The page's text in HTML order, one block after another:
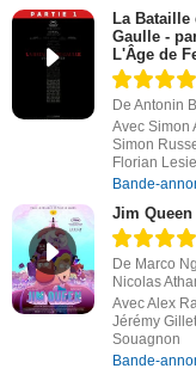
La Bataille
Gaulle -
L'Âge de
De Antonin
Avec Simon
Simon
Florian
Bande-
Jim Queen
De Marco
Nicolas
Avec Alex
Jérémy
Souagnon
Bande-